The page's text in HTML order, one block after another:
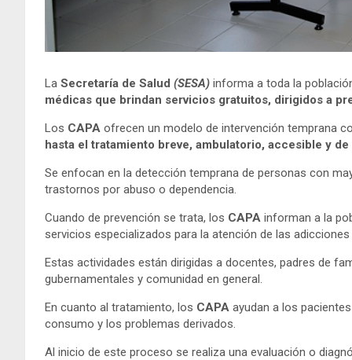
La Secretaría de Salud (SESA) informa a toda la
médicas que brindan servicios gratuitos, dirigidos a
Los CAPA ofrecen un modelo de intervención temprana
hasta el tratamiento breve, ambulatorio, accesible y de
Se enfocan en la detección temprana de personas con
trastornos por abuso o dependencia.
Cuando de prevención se trata, los CAPA informan a la
servicios especializados para la atención de las
Estas actividades están dirigidas a docentes, padres de
gubernamentales y comunidad en general.
En cuanto al tratamiento, los CAPA ayudan a los
consumo y los problemas derivados.
Al inicio de este proceso se realiza una evaluación o